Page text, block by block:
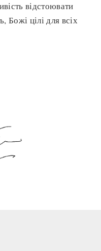
відстоювати
Божі цілі для всіх